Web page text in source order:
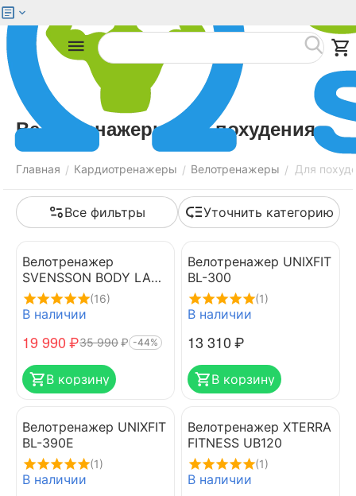
Велотренажеры для похудения
Главная / Кардиотренажеры / Велотренажеры / Для
Все фильтры Уточнить категорию
Велотренажер
SVENSSON BODY LABS
CROSSLINE BHM
(16)
В наличии
19 990₽35 990₽ -44%
В корзину
Велотренажер UNIXFIT
BL-300
(1)
В наличии
13 310₽
В корзину
Велотренажер UNIXFIT
BL-390E
(1)
В наличии
Велотренажер XTERRA
FITNESS UB120
(1)
В наличии
Меню Найти